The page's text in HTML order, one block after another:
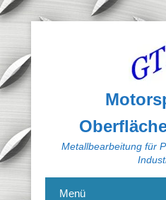
Metallbearbeitung für
Menü